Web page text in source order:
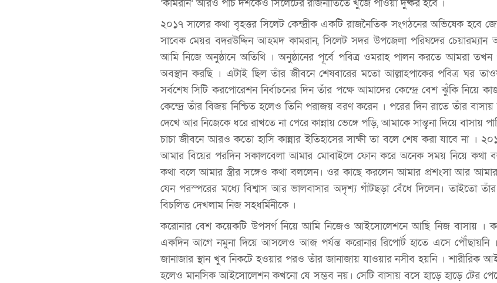
‘কামরান’ আরও পাঁচ দশকেও সিলেটের রাজনীতিতে খুঁজে পাওয়া দুষ্কর হবে ।
২০১৭ সালের কথা বৃহত্তর সিলেট কেন্দ্রীক একটি রাজনৈতিক সংগঠনের অভিষেক হবে
সাবেক মেয়র বদরউদ্দিন আহমদ কামরান, সিলেট সদর উপজেলা পরিষদের
আমি নিজে অনুষ্ঠানে অতিথি । অনুষ্ঠানের পূর্বে পবিত্র ওমরাহ পালন করতে আমরা তখন
অবস্থান করছি । এটাই ছিল তাঁর জীবনে শেষবারের মতো আল্লাহপাকের পবিত্র ঘর
সর্বশেষ সিটি করপোরেশন নির্বাচনের দিন তাঁর পক্ষে আমাদের কেন্দ্রে বেশ ঝুঁকি নিয়ে
কেন্দ্রে তাঁর বিজয় নিশ্চিত হলেও তিনি পরাজয় বরণ করেন । পরের দিন রাতে তাঁর বাসায়
দেখে আর নিজেকে ধরে রাখতে না পেরে কান্নায় ভেঙ্গে পড়ি, আমাকে সান্ত্বনা দিয়ে বাসায়
চাচা জীবনে আরও কতো হাসি কান্নার ইতিহাসের সাক্ষী তা বলে শেষ করা যাবে না ।
আমার বিয়ের পরদিন সকালবেলা আমার মোবাইলে ফোন করে অনেক সময় নিয়ে কথা
কথা বলে আমার স্ত্রীর সঙ্গেও কথা বললেন। ওর কাছে করলেন আমার প্রশংসা আর
যেন পরস্পরের মধ্যে বিশ্বাস আর ভালবাসার অদৃশ্য গাঁটছড়া বেঁধে দিলেন। তাইতো
বিচলিত দেখলাম নিজ সহধর্মিনীকে ।
করোনার বেশ কয়েকটি উপসর্গ নিয়ে আমি নিজেও আইসোলেশনে আছি নিজ বাসায় ।
একদিন আগে নমুনা দিয়ে আসলেও আজ পর্যন্ত করোনার রিপোর্ট হাতে এসে পৌঁছায়নি
জানাজার স্থান খুব নিকটে হওয়ার পরও তাঁর জানাজায় যাওয়ার নসীব হয়নি । শারীরিক
হলেও মানসিক আইসোলেশন কখনো যে সম্ভব নয়। সেটি বাসায় বসে হাড়ে হাড়ে টের